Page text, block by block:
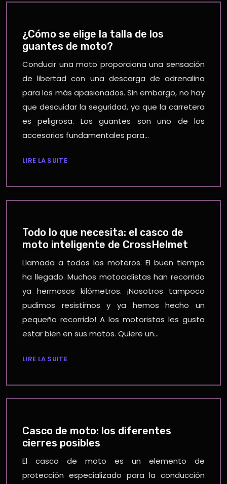
¿Cómo se elige la talla de los
guantes de moto?
Conducir una moto proporciona una sensación
de libertad con una descarga de adrenalina
para los más apasionados. Sin embargo, no hay
que descuidar la seguridad, ya que la carretera
es peligrosa. Los guantes son uno de los
accesorios fundamentales para…
LIRE LA SUITE
Todo lo que necesita: el casco de
moto inteligente de CrossHelmet
Llamada a todos los moteros. El buen tiempo
ha llegado. Muchos motociclistas han recorrido
ya hermosos kilómetros. ¡Nosotros tampoco
pudimos resistirnos y ya hemos hecho un
pequeño recorrido! A los motoristas les gusta
estar bien en sus motos. Quiere un…
LIRE LA SUITE
Casco de moto: los diferentes
cierres posibles
El casco de moto es un elemento de
protección especializado para la conducción